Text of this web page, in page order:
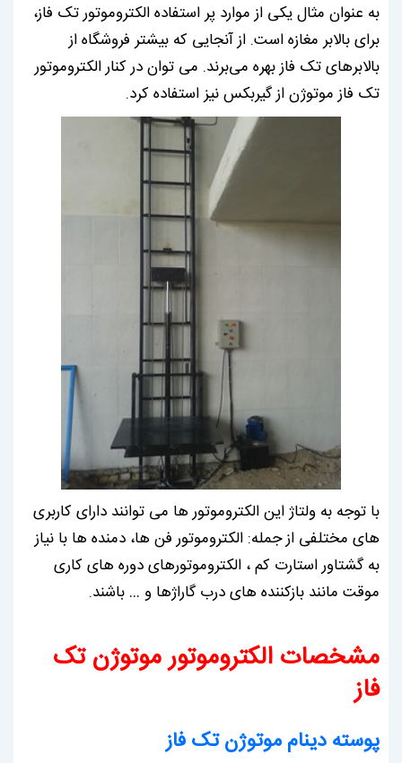
به عنوان مثال یکی از موارد پر استفاده الکتروموتور تک فاز،
برای بالابر مغازه است. از آنجایی‌ که بیشتر فروشگاه از
بالابرهای تک فاز بهره می‌برند. می توان در کنار الکتروموتور
تک فاز موتوژن از گیربکس نیز استفاده کرد.
با توجه به ولتاژ این الکتروموتور ها می توانند دارای کاربری
های مختلفی از جمله: الکتروموتور فن ها، دمنده ها با نیاز
به گشتاور استارت کم ، الکتروموتورهای دوره های کاری
موقت مانند بازکننده ‌های درب گاراژها و … باشند.
مشخصات الکتروموتور موتوژن تک
فاز
پوسته دینام موتوژن تک فاز